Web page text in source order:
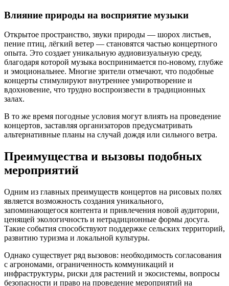
Влияние природы на восприятие музыки
Открытое пространство, звуки природы — шорох листьев,
пение птиц, лёгкий ветер — становятся частью концертного
опыта. Это создает уникальную аудиовизуальную среду,
благодаря которой музыка воспринимается по-новому, глубже
и эмоциональнее. Многие зрители отмечают, что подобные
концерты стимулируют внутреннее умиротворение и
вдохновение, что трудно воспроизвести в традиционных
залах.
В то же время погодные условия могут влиять на проведение
концертов, заставляя организаторов предусматривать
альтернативные планы на случай дождя или сильного ветра.
Преимущества и вызовы подобных
мероприятий
Одним из главных преимуществ концертов на рисовых полях
является возможность создания уникального,
запоминающегося контента и привлечения новой аудитории,
ценящей экологичность и нетрадиционные формы досуга.
Такие события способствуют поддержке сельских территорий,
развитию туризма и локальной культуры.
Однако существует ряд вызовов: необходимость согласования
с агрономами, ограниченность коммуникаций и
инфраструктуры, риски для растений и экосистемы, вопросы
безопасности и право на проведение мероприятий на